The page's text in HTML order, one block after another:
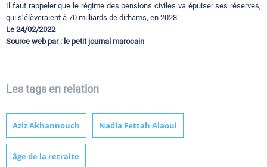
Il faut rappeler que le régime des pensions civiles va épuiser ses réserves,
qui s’élèveraient à 70 milliards de dirhams, en 2028.
Le 24/02/2022
Source web par : le petit journal marocain
Les tags en relation
Aziz Akhannouch Nadia Fettah Alaoui
âge de la retraite